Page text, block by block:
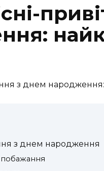
з днем народження
побажання